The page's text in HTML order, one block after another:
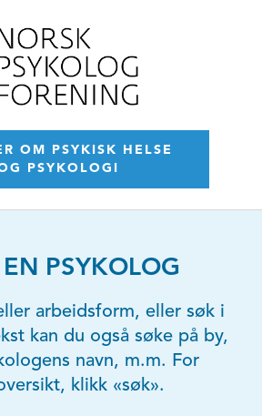
OM PSYKISK HELSE
PSYKOLOGI
PSYKOLOG
arbeidsform, eller søk i
kan du også søke på by,
navn, m.m. For
klikk «søk».